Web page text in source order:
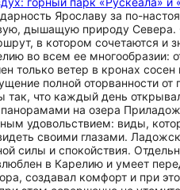
Ярославу за по-
дышащую природу Севера.
в котором сочетаются и
во всем ее
только ветер в кронах
полной оторванности от
что каждый день
на озера
удовольствием: виды,
своими глазами.
силы и спокойствия.
в Карелию и умеет
создавал комфорт и при